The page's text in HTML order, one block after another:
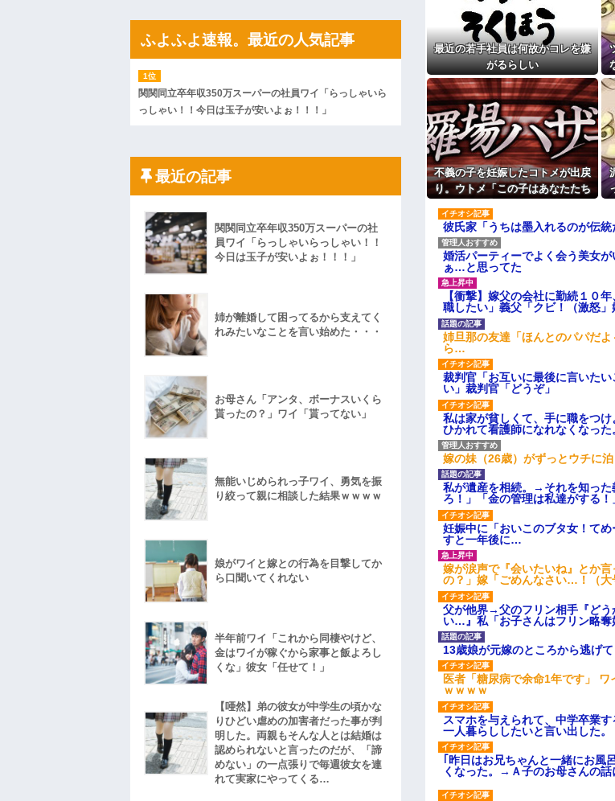
新婦父の紹介で相手親族の反応が妙によそよそしい。不穏な空気のまま始ま
った結婚式で、まさかの事実が明らかに…
マックの招待券を使おうとしたら店員に番号を聞かれた。激怒した僕は「ど
うしてくれんねん！！！無料券よこせや！！！！」と怒鳴って…
マクドでギャルママ軍団がガキを放って動物園。ワシ「自分らのママにもっ
と遊んで欲しいやんな？」ガキ「遊んでほしい」ワシ「魔法の言葉があるよ...
【家族内争い】 嫁のピアノを兄嫁が欲しがり親も譲れと言い出した結果…ｗ
ｗｗｗ
ハードオフに売っていた4万4000円のフィギュアがヤバすぎるｗｗｗｗｗｗ
私「ちょっと、人の家の金庫触らないでよ！」キチママ『そこに金庫があっ
たから、開けてみようとしただけ☆』義兄「泥は出てけ！二度と来るな！」結
果・・・
私「初めて飲む味だけどなんのお茶？」彼「ちっ！」私「」
【GIF】JSのカンチョーワロタ
後続車にクラクションを鳴らされ彼氏が逆切れ。「何クラクション鳴らして
んだ！降りてこいよ！」と怒鳴りだし...
【衝撃】報酬100万円超の治験募集がこちらｗｗｗｗｗ(※画像あり)
【ネット騒然】惨殺されたタワマン頂き女子のこの動画、すげえええええｗ
【愕然】白のクラウン俺氏、高速道路左車線を制限速度で走った結果
wwwwwwwwwwww
百年の恋12-899 食べた量を張り合ってくる
【悲報】佐藤輝明・・・２軍でも盛大にやらかす←あまり悲しませないでく
こども園
上に石を落
トメ『孫
不在票も入
半年近く
らトントン
隣に住ん
は私が行っ
葉掘り
私の地元
キャの条件
主な税金
最近の若手社員は何故かコレを嫌
がるらしい
不義の子を妊娠したコトメが出戻
り。ウトメ「この子はあなたたち
とう」私「勝手に決めないで！」
→修羅場になり…
彼氏家「うちは墨入れるのが伝
婚活パーティーでよく会う美女
ぁ…と思ってた
【衝撃】嫁父の会社に勤続１０
職したい」義父「クビ！（激怒」
姉旦那の友達「ほんとのパパだ
ら…
裁判官「お互いに最後に言いた
い」裁判官「どうぞ」
私は家が貧しくて、手に職をつ
ひかれて看護師になれなくなった
嫁の妹（26歳）がずっとウチに
私が遺産を相続。→それを知った
ろ！」「金の管理は私達がする！
妊娠中に「おいこのブタ女！て
すと一年後に…
嫁が涙声で『会いたいね』とか
の？」嫁「ごめんなさい…！（
父が他界→父のフリン相手『どう
い…』私「お子さんはフリン略
13歳娘が元嫁のところから逃げ
医者「糖尿病で余命1年です」
ｗｗｗｗ
スマホを与えられて、中学卒業
一人暮らししたいと言い出した。
｢昨日はお兄ちゃんと一緒にお
くなった。→Ａ子のお母さんの
ふよふよ速報。最近の人気記事
関関同立卒年収350万スーパーの社員ワイ「らっしゃいら
っしゃい！！今日は玉子が安いよぉ！！！」
最近の記事
関関同立卒年収350万スーパーの社
員ワイ「らっしゃいらっしゃい！！
今日は玉子が安いよぉ！！！」
姉が離婚して困ってるから支えてく
れみたいなことを言い始めた・・・
お母さん「アンタ、ボーナスいくら
貰ったの？」ワイ「貰ってない」
無能いじめられっ子ワイ、勇気を振
り絞って親に相談した結果ｗｗｗｗ
娘がワイと嫁との行為を目撃してか
ら口聞いてくれない
半年前ワイ「これから同棲やけど、
金はワイが稼ぐから家事と飯よろし
くな」彼女「任せて！」
【唖然】弟の彼女が中学生の頃かな
りひどい虐めの加害者だった事が判
明した。両親もそんな人とは結婚は
認められないと言ったのだが、「諦
めない」の一点張りで毎週彼女を連
れて実家にやってくる…